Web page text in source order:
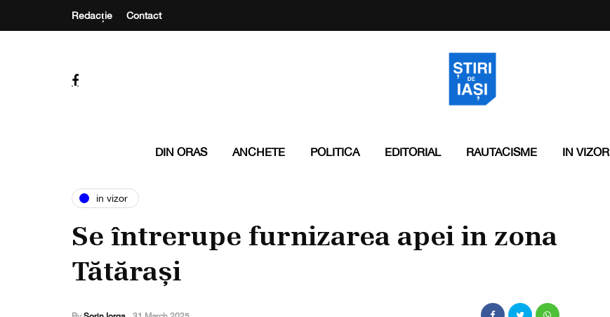
Redacție Contact
DIN ORAS ANCHETE POLITICA EDITORIAL RAUTACISME IN VIZOR
in vizor
Se întrerupe furnizarea apei in zona
Tătărași